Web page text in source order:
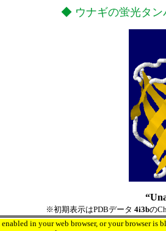
◆ ウナギの蛍光タン
※初期表示はPDBデータ 4i3bの
in your web browser, or your browser is